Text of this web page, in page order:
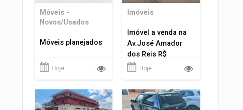
Móveis -
Novos/Usados
Móveis planejados
Hoje
Imóveis
Imóvel a venda na
Av.José Amador
dos Reis R$
1.400.000
Hoje